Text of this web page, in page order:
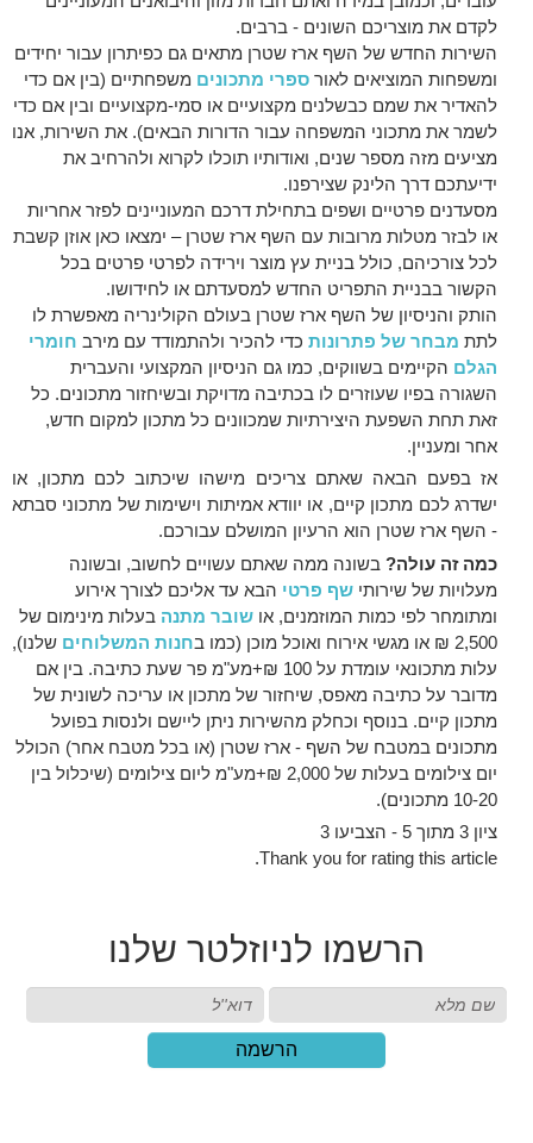
לקדם את מוצריכם השונים - ברבים.
השירות החדש של השף ארז שטרן מתאים גם כפיתרון עבור יחידים
ומשפחות המוציאים לאור ספרי מתכונים משפחתיים (בין אם כדי
להאדיר את שמם כבשלנים מקצועיים או סמי-מקצועיים ובין אם כדי
לשמר את מתכוני המשפחה עבור הדורות הבאים). את השירות, אנו
מציעים מזה מספר שנים, ואודותיו תוכלו לקרוא ולהרחיב את
ידיעתכם דרך הלינק שצירפנו.
מסעדנים פרטיים ושפים בתחילת דרכם המעוניינים לפזר אחריות
או לבזר מטלות מרובות עם השף ארז שטרן – ימצאו כאן אוזן קשבת
לכל צורכיהם, כולל בניית עץ מוצר וירידה לפרטי פרטים בכל
הקשור בבניית התפריט החדש למסעדתם או לחידושו.
הותק והניסיון של השף ארז שטרן בעולם הקולינריה מאפשרת לו
לתת מבחר של פתרונות כדי להכיר ולהתמודד עם מירב חומרי
הגלם הקיימים בשווקים, כמו גם הניסיון המקצועי והעברית
השגורה בפיו שעוזרים לו בכתיבה מדויקת ובשיחזור מתכונים. כל
זאת תחת השפעת היצירתיות שמכוונים כל מתכון למקום חדש,
אחר ומעניין.
אז בפעם הבאה שאתם צריכים מישהו שיכתוב לכם מתכון, או
ישדרג לכם מתכון קיים, או יוודא אמיתות וישימות של מתכוני סבתא
- השף ארז שטרן הוא הרעיון המושלם עבורכם.
כמה זה עולה? בשונה ממה שאתם עשויים לחשוב, ובשונה
מעלויות של שירותי שף פרטי הבא עד אליכם לצורך אירוע
ומתומחר לפי כמות המוזמנים, או שובר מתנה בעלות מינימום של
2,500 ₪ או מגשי אירוח ואוכל מוכן (כמו ב
חנות המשלוחים שלנו),
עלות מתכונאי עומדת על 100 ₪+מע"מ פר שעת כתיבה. בין אם
מדובר על כתיבה מאפס, שיחזור של מתכון או עריכה לשונית של
מתכון קיים. בנוסף וכחלק מהשירות ניתן ליישם ולנסות בפועל
מתכונים במטבח של השף - ארז שטרן (או בכל מטבח אחר) הכולל
יום צילומים בעלות של 2,000 ₪+מע"מ ליום צילומים (שיכלול בין
10-20 מתכונים).
ציון 3 מתוך 5 - הצביעו 3
Thank you for rating this article.
הרשמו לניוזלטר שלנו
הרשמה